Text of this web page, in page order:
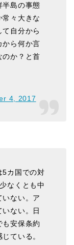
半島の事態
常々大きな
自分から
から何か言
のか？と首
4, 2017
5カ国での対
なくとも中
いない。ア
ない。日
安保条約
ている。